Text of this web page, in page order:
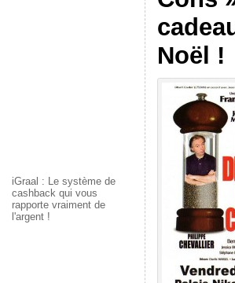
iGraal : Le système de
cashback qui vous
rapporte vraiment de
l'argent !
Noël !